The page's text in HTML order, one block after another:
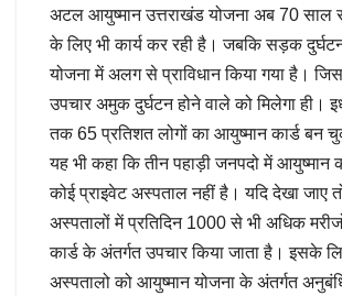
अटल आयुष्मान उत्तराखंड योजना अब 70 साल
के लिए भी कार्य कर रही है। जबकि सड़क
योजना में अलग से प्राविधान किया गया है।
उपचार अमुक दुर्घटन होने वाले को मिलेगा ही।
तक 65 प्रतिशत लोगों का आयुष्मान कार्ड बन
यह भी कहा कि तीन पहाड़ी जनपदो में आयुष्मान
कोई प्राइवेट अस्पताल नहीं है। यदि देखा जाए
अस्पतालों में प्रतिदिन 1000 से भी अधिक
कार्ड के अंतर्गत उपचार किया जाता है। इसके
अस्पतालो को आयुष्मान योजना के अंतर्गत